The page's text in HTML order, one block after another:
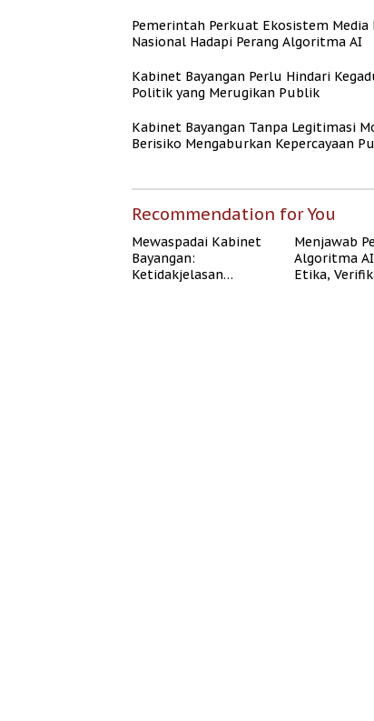
Pemerintah Perkuat Ekosistem
Nasional Hadapi Perang Algoritma AI
Kabinet Bayangan Perlu Hindari
Politik yang Merugikan Publik
Kabinet Bayangan Tanpa Legitimasi
Berisiko Mengaburkan Kepercayaan
Recommendation for You
Mewaspadai Kabinet
Bayangan:
Ketidakjelasan
Menjawab
Algoritma
Etika,